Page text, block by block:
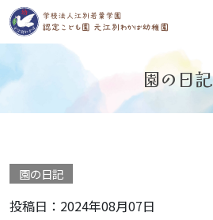
園の日記
園の日記
投稿日：2024年08月07日